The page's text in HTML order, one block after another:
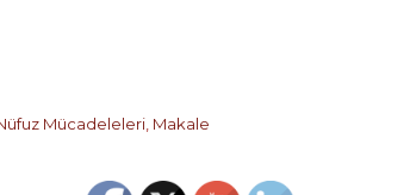
Mücadeleleri Makale